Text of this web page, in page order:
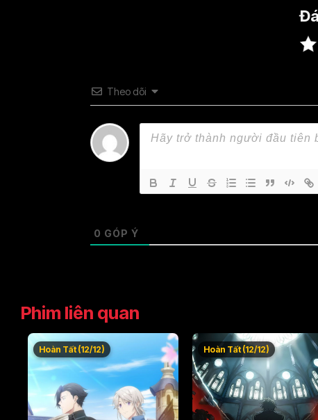
Theo dõi
0 GÓP Ý
Phim liên quan
Hoàn Tất (12/12) Hoàn Tất (12/12)